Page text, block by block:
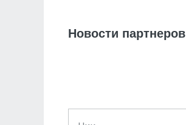
Новости партнеров